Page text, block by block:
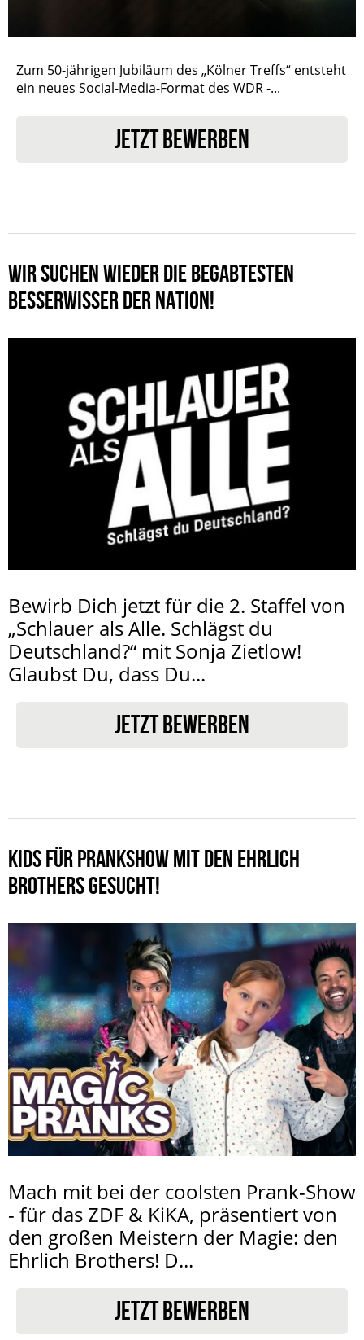
Zum 50-jährigen Jubiläum des „Kölner Treffs“ entsteht
ein neues Social-Media-Format des WDR -...
JETZT BEWERBEN
WIR SUCHEN WIEDER DIE BEGABTESTEN
BESSERWISSER DER NATION!
Bewirb Dich jetzt für die 2. Staffel von
„Schlauer als Alle. Schlägst du
Deutschland?“ mit Sonja Zietlow!
Glaubst Du, dass Du...
JETZT BEWERBEN
KIDS FÜR PRANKSHOW MIT DEN EHRLICH
BROTHERS GESUCHT!
Mach mit bei der coolsten Prank-Show
- für das ZDF & KiKA, präsentiert von
den großen Meistern der Magie: den
Ehrlich Brothers! D...
JETZT BEWERBEN